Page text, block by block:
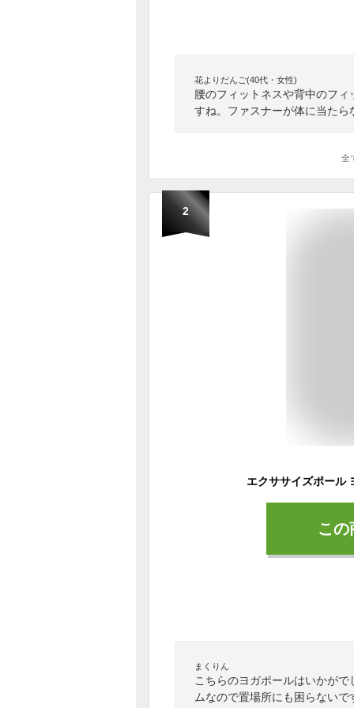
花よりだんご(40代・女性)
腰のフィットネスや背中のフ
すね。ファスナーが体に当た
全
2
こ
まくりん
こちらのヨガポールはいかが
ムなので置場所にも困らないで